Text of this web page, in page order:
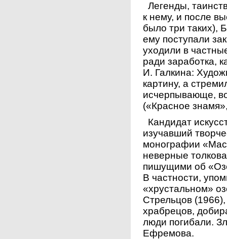
Легенды,
к нему, и после
было три таких),
ему поступали
уходили в
ради заработка,
И. Галкина:
картину, а
исчерпывающе,
(«Красное
Кандидат
изучавший
монографии
неверные
пишущими об
В частности,
«хрустальном»
Стрельцов
храбрецов,
люди погибали.
Ефремова.